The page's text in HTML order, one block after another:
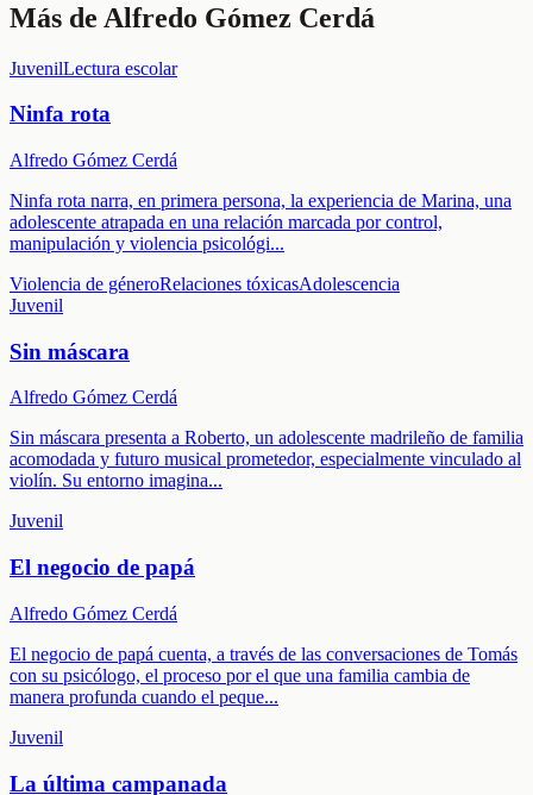
Más de Alfredo Gómez Cerdá
JuvenilLectura escolar
Ninfa rota
Alfredo Gómez Cerdá
Ninfa rota narra, en primera persona, la experiencia de Marina, una
adolescente atrapada en una relación marcada por control,
manipulación y violencia psicológi...
Violencia de géneroRelaciones tóxicasAdolescencia
Juvenil
Sin máscara
Alfredo Gómez Cerdá
Sin máscara presenta a Roberto, un adolescente madrileño de familia
acomodada y futuro musical prometedor, especialmente vinculado al
violín. Su entorno imagina...
Juvenil
El negocio de papá
Alfredo Gómez Cerdá
El negocio de papá cuenta, a través de las conversaciones de Tomás
con su psicólogo, el proceso por el que una familia cambia de
manera profunda cuando el peque...
Juvenil
La última campanada